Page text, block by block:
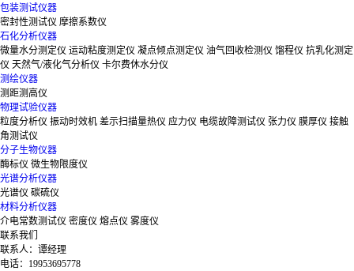
包装测试仪器
密封性测试仪 摩擦系数仪
石化分析仪器
微量水分测定仪 运动粘度测定仪 凝点倾点测定仪 油气回收检测仪 馏程仪 抗乳化测定
仪 天然气/液化气分析仪 卡尔费休水分仪
测绘仪器
测距测高仪
物理试验仪器
粒度分析仪 振动时效机 差示扫描量热仪 应力仪 电缆故障测试仪 张力仪 膜厚仪 接触
角测试仪
分子生物仪器
酶标仪 微生物限度仪
光谱分析仪器
光谱仪 碳硫仪
材料分析仪器
介电常数测试仪 密度仪 熔点仪 雾度仪
联系我们
联系人：谭经理
电话：19953695778